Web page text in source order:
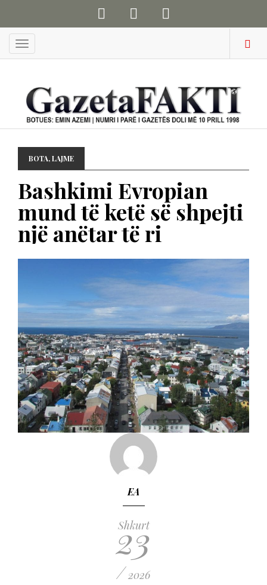
Menu
BOTA,LAJME
Bashkimi Evropian
mund të ketë së shpejti
një anëtar të ri
EA
Shkurt
23
/ 2026